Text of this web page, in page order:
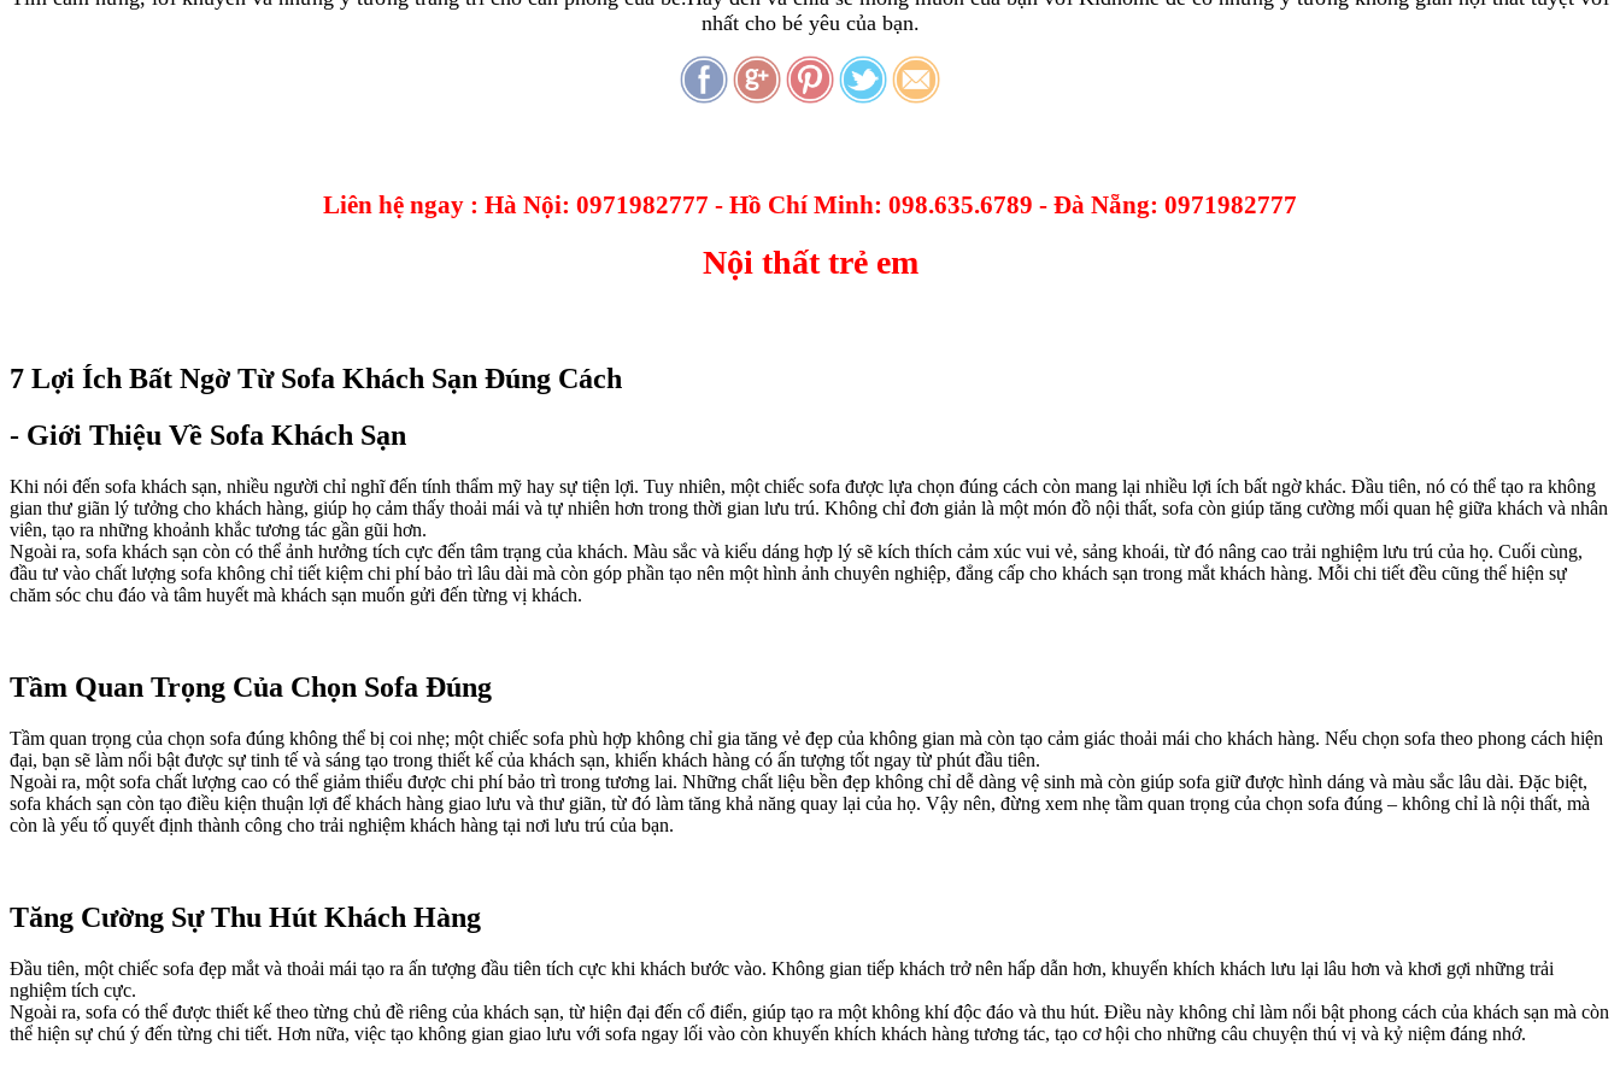
nhất cho bé yêu của bạn.
Liên hệ ngay : Hà Nội: 0971982777 - Hồ Chí Minh: 098.635.6789 - Đà Nẵng: 0971982777
Nội thất trẻ em
7 Lợi Ích Bất Ngờ Từ Sofa Khách Sạn Đúng Cách
- Giới Thiệu Về Sofa Khách Sạn
Khi nói đến sofa khách sạn, nhiều người chỉ nghĩ đến tính thẩm mỹ hay sự tiện lợi. Tuy nhiên, một chiếc sofa được lựa chọn đúng cách còn mang lại nhiều lợi ích bất ngờ khác. Đầu tiên, nó có thể tạo ra không
gian thư giãn lý tưởng cho khách hàng, giúp họ cảm thấy thoải mái và tự nhiên hơn trong thời gian lưu trú. Không chỉ đơn giản là một món đồ nội thất, sofa còn giúp tăng cường mối quan hệ giữa khách và nhân
viên, tạo ra những khoảnh khắc tương tác gần gũi hơn.
Ngoài ra, sofa khách sạn còn có thể ảnh hưởng tích cực đến tâm trạng của khách. Màu sắc và kiểu dáng hợp lý sẽ kích thích cảm xúc vui vẻ, sảng khoái, từ đó nâng cao trải nghiệm lưu trú của họ. Cuối cùng,
đầu tư vào chất lượng sofa không chỉ tiết kiệm chi phí bảo trì lâu dài mà còn góp phần tạo nên một hình ảnh chuyên nghiệp, đẳng cấp cho khách sạn trong mắt khách hàng. Mỗi chi tiết đều cũng thể hiện sự
chăm sóc chu đáo và tâm huyết mà khách sạn muốn gửi đến từng vị khách.
Tầm Quan Trọng Của Chọn Sofa Đúng
Tầm quan trọng của chọn sofa đúng không thể bị coi nhẹ; một chiếc sofa phù hợp không chỉ gia tăng vẻ đẹp của không gian mà còn tạo cảm giác thoải mái cho khách hàng. Nếu chọn sofa theo phong cách hiện
đại, bạn sẽ làm nổi bật được sự tinh tế và sáng tạo trong thiết kế của khách sạn, khiến khách hàng có ấn tượng tốt ngay từ phút đầu tiên.
Ngoài ra, một sofa chất lượng cao có thể giảm thiểu được chi phí bảo trì trong tương lai. Những chất liệu bền đẹp không chỉ dễ dàng vệ sinh mà còn giúp sofa giữ được hình dáng và màu sắc lâu dài. Đặc biệt,
sofa khách sạn còn tạo điều kiện thuận lợi để khách hàng giao lưu và thư giãn, từ đó làm tăng khả năng quay lại của họ. Vậy nên, đừng xem nhẹ tầm quan trọng của chọn sofa đúng – không chỉ là nội thất, mà
còn là yếu tố quyết định thành công cho trải nghiệm khách hàng tại nơi lưu trú của bạn.
Tăng Cường Sự Thu Hút Khách Hàng
Đầu tiên, một chiếc sofa đẹp mắt và thoải mái tạo ra ấn tượng đầu tiên tích cực khi khách bước vào. Không gian tiếp khách trở nên hấp dẫn hơn, khuyến khích khách lưu lại lâu hơn và khơi gợi những trải
nghiệm tích cực.
Ngoài ra, sofa có thể được thiết kế theo từng chủ đề riêng của khách sạn, từ hiện đại đến cổ điển, giúp tạo ra một không khí độc đáo và thu hút. Điều này không chỉ làm nổi bật phong cách của khách sạn mà còn
thể hiện sự chú ý đến từng chi tiết. Hơn nữa, việc tạo không gian giao lưu với sofa ngay lối vào còn khuyến khích khách hàng tương tác, tạo cơ hội cho những câu chuyện thú vị và kỷ niệm đáng nhớ.